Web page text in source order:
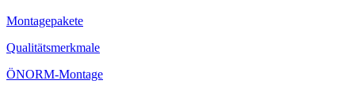
Montagepakete
Qualitätsmerkmale
ÖNORM-Montage